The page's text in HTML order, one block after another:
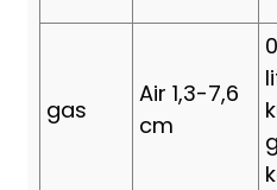
gas
Air 1,3-7,6
cm